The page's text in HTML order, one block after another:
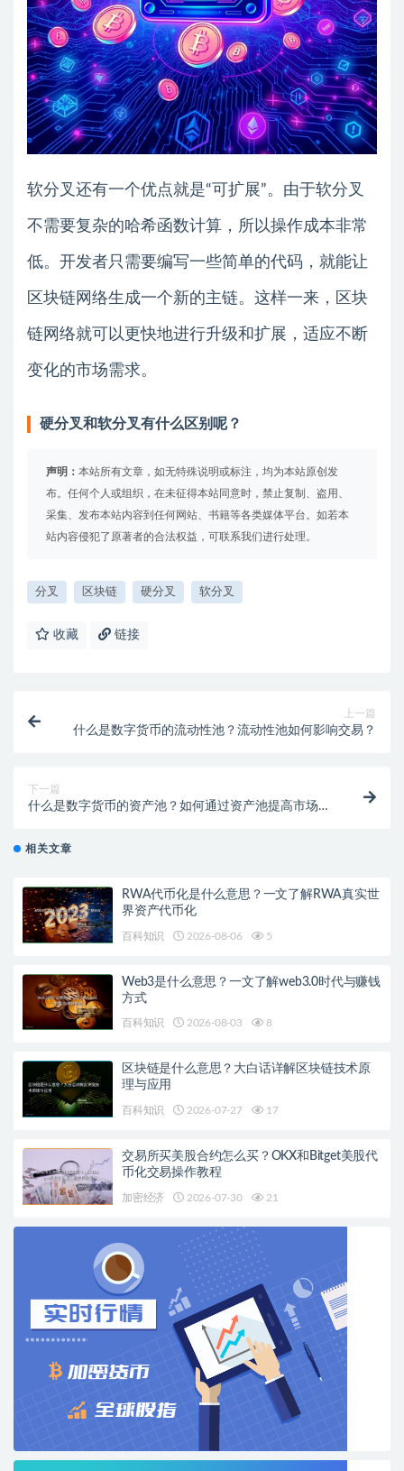
软分叉还有一个优点就是“可扩展”。由于软分叉
不需要复杂的哈希函数计算，所以操作成本非常
低。开发者只需要编写一些简单的代码，就能让
区块链网络生成一个新的主链。这样一来，区块
链网络就可以更快地进行升级和扩展，适应不断
变化的市场需求。
硬分叉和软分叉有什么区别呢？
声明： 本站所有文章，如无特殊说明或标注，均为本站原创发
布。任何个人或组织，在未征得本站同意时，禁止复制、盗用、
采集、发布本站内容到任何网站、书籍等各类媒体平台。如若本
站内容侵犯了原著者的合法权益，可联系我们进行处理。
分叉 区块链 硬分叉 软分叉
收藏 链接
上一篇
什么是数字货币的流动性池？流动性池如何影响交易？
下一篇
什么是数字货币的资产池？如何通过资产池提高市场流
相关文章
RWA代币化是什么意思？一文了解RWA真实世
界资产代币化
百科知识 2026-08-06 5
Web3是什么意思？一文了解web3.0时代与赚钱
方式
百科知识 2026-08-03 8
区块链是什么意思？大白话详解区块链技术原
理与应用
百科知识 2026-07-27 17
交易所买美股合约怎么买？OKX和Bitget美股代
币化交易操作教程
加密经济 2026-07-30 21